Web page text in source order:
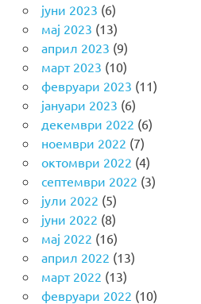
јуни 2023 (6)
мај 2023 (13)
април 2023 (9)
март 2023 (10)
февруари 2023 (11)
јануари 2023 (6)
декември 2022 (6)
ноември 2022 (7)
октомври 2022 (4)
септември 2022 (3)
јули 2022 (5)
јуни 2022 (8)
мај 2022 (16)
април 2022 (13)
март 2022 (13)
февруари 2022 (10)